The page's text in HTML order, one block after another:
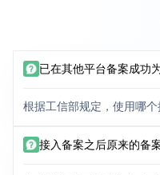
已在其他平台备案成功
根据工信部规定，使用哪
接入备案之后原来的备